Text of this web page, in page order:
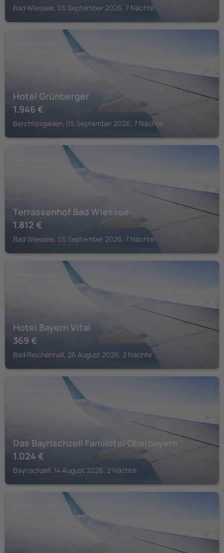
Bad Wiessee, 05 September 2026, 7 Nächte
Hotel Grünberger
1.946 €
Berchtesgaden, 05 September 2026, 7 Nächte
Terrassenhof Bad Wiessee
1.812 €
Bad Wiessee, 05 September 2026, 7 Nächte
Hotel Bayern Vital
369 €
Bad Reichenhall, 26 August 2026, 2 Nächte
Das Bayrischzell Familotel Oberbayern
1.024 €
Bayrischzell, 14 August 2026, 2 Nächte